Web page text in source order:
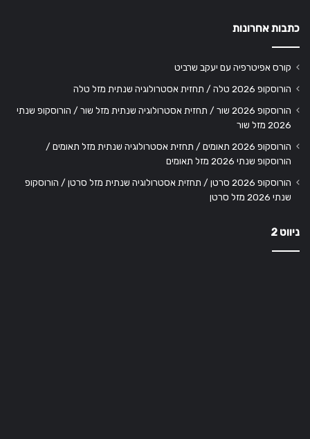
כתבות אחרונות
קורס אפיטרפיה עם יעקב שרביט
הורוסקופ 2026 טלה / תחזית אסטרולוגיה שנתית מזל טלה
הורוסקופ 2026 שור / תחזית אסטרולוגיה שנתית מזל שור / הורוסקופ שנתי
2026 מזל שור
הורוסקופ 2026 תאומים / תחזית אסטרולוגיה שנתית מזל תאומים /
הורוסקופ שנתי 2026 מזל תאומים
הורוסקופ 2026 סרטן / תחזית אסטרולוגיה שנתית מזל סרטן / הורוסקופ
שנתי 2026 מזל סרטן
ניווט 2